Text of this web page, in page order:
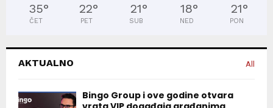
35°
ČET
22°
PET
21°
SUB
18°
NED
21°
PON
AKTUALNO All
Bingo Group i ove godine otvara